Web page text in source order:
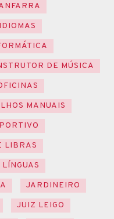
DE MÚSICA
MANUAIS
LIBRAS
JARDINEIRO
JUIZ LEIGO